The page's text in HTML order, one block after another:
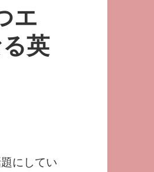
エ
英
にしてい